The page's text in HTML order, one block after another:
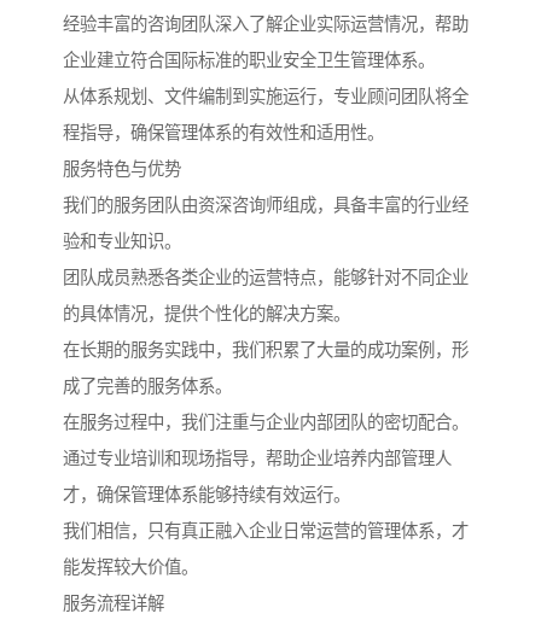
经验丰富的咨询团队深入了解企业实际运营情况，帮助
企业建立符合国际标准的职业安全卫生管理体系。
从体系规划、文件编制到实施运行，专业顾问团队将全
程指导，确保管理体系的有效性和适用性。
服务特色与优势
我们的服务团队由资深咨询师组成，具备丰富的行业经
验和专业知识。
团队成员熟悉各类企业的运营特点，能够针对不同企业
的具体情况，提供个性化的解决方案。
在长期的服务实践中，我们积累了大量的成功案例，形
成了完善的服务体系。
在服务过程中，我们注重与企业内部团队的密切配合。
通过专业培训和现场指导，帮助企业培养内部管理人
才，确保管理体系能够持续有效运行。
我们相信，只有真正融入企业日常运营的管理体系，才
能发挥较大价值。
服务流程详解